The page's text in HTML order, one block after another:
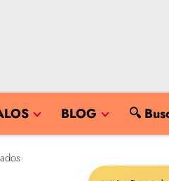
BLOG 🔍